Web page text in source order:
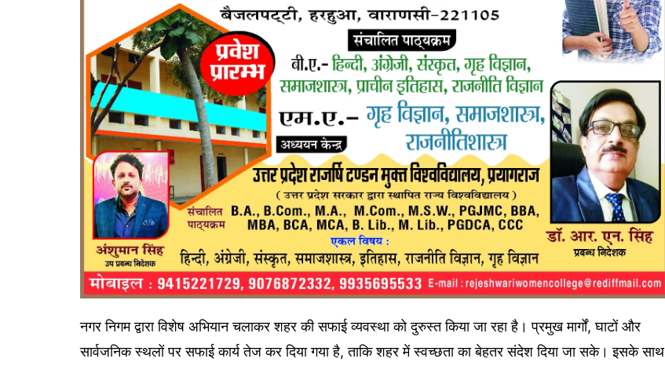
नगर निगम द्वारा विशेष अभियान चलाकर शहर की सफाई व्यवस्था को दुरुस्त किया जा रहा है। प्रमुख मार्गों, घाटों और
सार्वजनिक स्थलों पर सफाई कार्य तेज कर दिया गया है, ताकि शहर में स्वच्छता का बेहतर संदेश दिया जा सके। इसके साथ